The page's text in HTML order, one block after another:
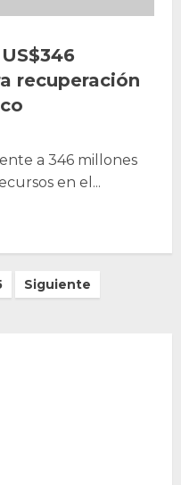
recuperación
a 346 millones
en el...
Siguiente